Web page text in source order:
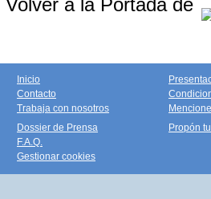
Volver a la Portada de
Inicio
Contacto
Trabaja con nosotros
Dossier de Prensa
F.A.Q.
Gestionar cookies
Propón